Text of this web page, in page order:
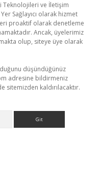
Teknolojileri ve İletişim
Sağlayıcı olarak hizmet
proaktif olarak denetleme
Ancak, üyelerimiz
olup, siteye üye olarak
düşündüğünüz
adresine bildirmeniz
sitemizden kaldırılacaktır.